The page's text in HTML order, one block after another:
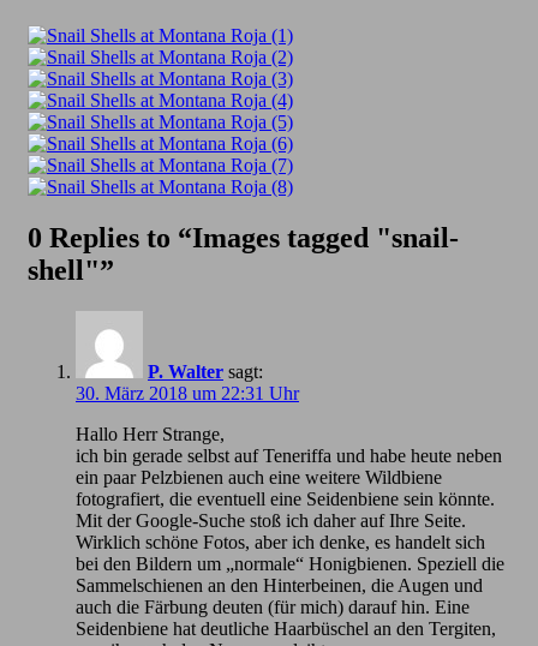
0 Replies to “Images tagged "snail-
shell"”
P. Walter sagt:
30. März 2018 um 22:31 Uhr
Hallo Herr Strange,
ich bin gerade selbst auf Teneriffa und habe heute neben
ein paar Pelzbienen auch eine weitere Wildbiene
fotografiert, die eventuell eine Seidenbiene sein könnte.
Mit der Google-Suche stoß ich daher auf Ihre Seite.
Wirklich schöne Fotos, aber ich denke, es handelt sich
bei den Bildern um „normale“ Honigbienen. Speziell die
Sammelschienen an den Hinterbeinen, die Augen und
auch die Färbung deuten (für mich) darauf hin. Eine
Seidenbiene hat deutliche Haarbüschel an den Tergiten,